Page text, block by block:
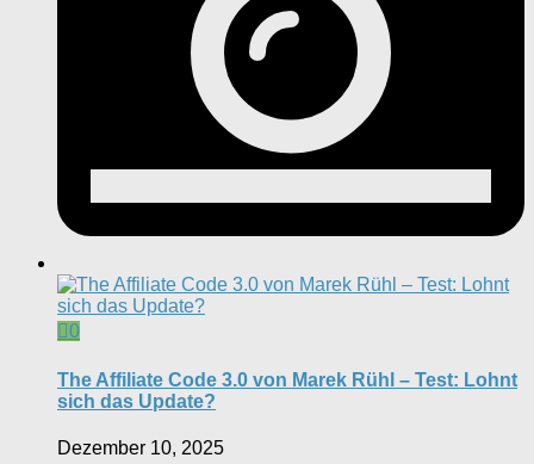
0
The Affiliate Code 3.0 von Marek Rühl – Test: Lohnt
sich das Update?
Dezember 10, 2025